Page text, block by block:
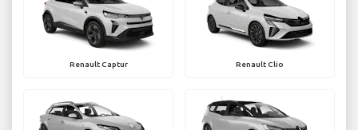
Renault Captur Renault Clio